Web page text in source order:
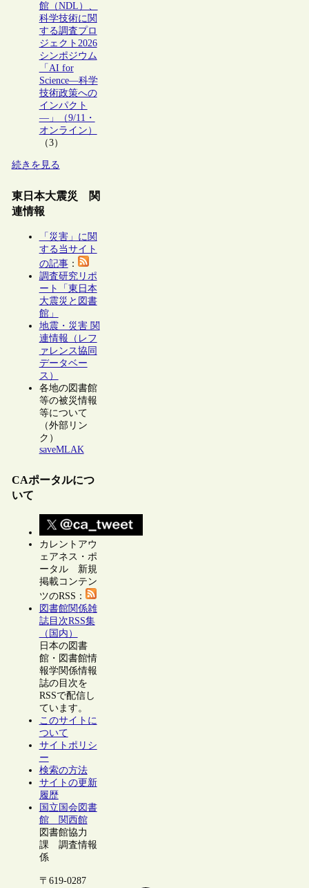
館（NDL）、
科学技術に関
する調査プロ
ジェクト2026
シンポジウム
「AI for
Science―科学
技術政策への
インパクト
―」（9/11・
オンライン）
（3）
続きを見る
東日本大震災 関
連情報
「災害」に関
する当サイト
の記事：
調査研究リポ
ート「東日本
大震災と図書
館」
地震・災害 関
連情報（レフ
ァレンス協同
データベー
ス）
各地の図書館
等の被災情報
等について
（外部リン
ク）
saveMLAK
CAポータルにつ
いて
カレントアウ
ェアネス・ポ
ータル 新規
掲載コンテン
ツのRSS：
図書館関係雑
誌目次RSS集
（国内）
日本の図書
館・図書館情
報学関係情報
誌の目次を
RSSで配信し
ています。
このサイトに
ついて
サイトポリシ
ー
検索の方法
サイトの更新
履歴
国立国会図書
館 関西館
図書館協力
課 調査情報
係
〒619-0287